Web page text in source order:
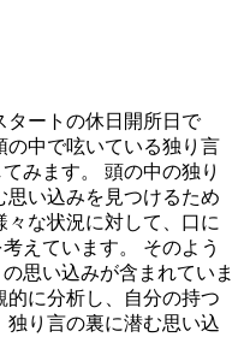
タートの休日開所日で
の中で呟いている独り言
みます。 頭の中の独り
い込みを見つけるため
な状況に対して、口に
えています。 そのよう
思い込みが含まれていま
に分析し、自分の持つ
独り言の裏に潜む思い込